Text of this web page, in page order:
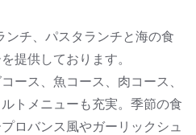
チ、パスタランチと海の食
提供しております。
ース、魚コース、肉コース、
トメニューも充実。季節の食
ロバンス風やガーリックシュ